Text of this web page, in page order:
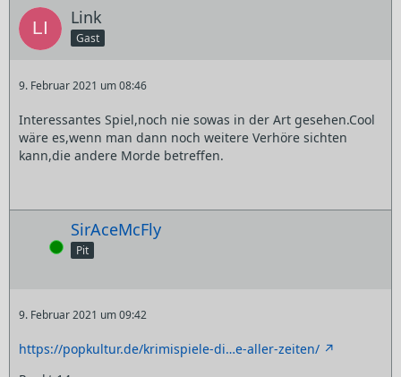
Link
Gast
9. Februar 2021 um 08:46
Interessantes Spiel,noch nie sowas in der Art gesehen.Cool
wäre es,wenn man dann noch weitere Verhöre sichten
kann,die andere Morde betreffen.
Online
SirAceMcFly
Pit
9. Februar 2021 um 09:42
https://popkultur.de/krimispiele-di…e-aller-zeiten/